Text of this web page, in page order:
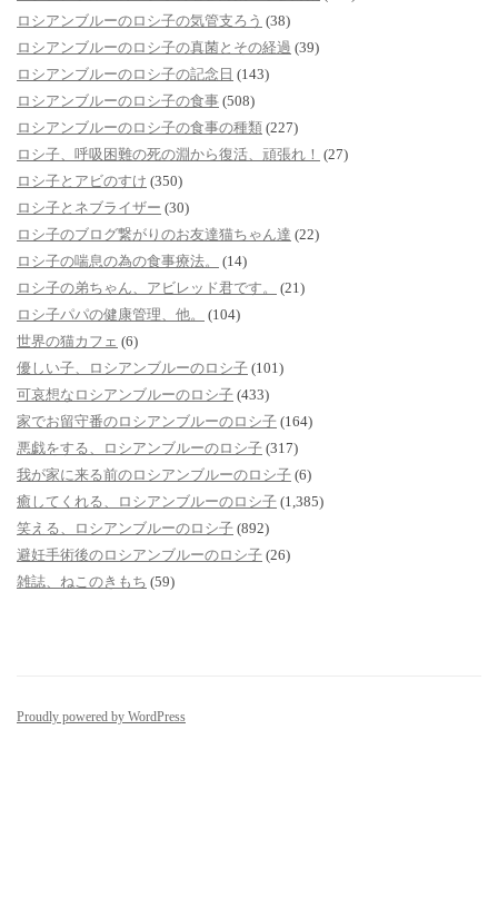
ロシアンブルーのロシ子の気管支ろう (38)
ロシアンブルーのロシ子の真菌とその経過 (39)
ロシアンブルーのロシ子の記念日 (143)
ロシアンブルーのロシ子の食事 (508)
ロシアンブルーのロシ子の食事の種類 (227)
ロシ子、呼吸困難の死の淵から復活、頑張れ！ (27)
ロシ子とアビのすけ (350)
ロシ子とネブライザー (30)
ロシ子のブログ繋がりのお友達猫ちゃん達 (22)
ロシ子の喘息の為の食事療法。
(14)
ロシ子の弟ちゃん、アビレッド君です。
(21)
ロシ子パパの健康管理、他。
(104)
世界の猫カフェ (6)
優しい子、ロシアンブルーのロシ子 (101)
可哀想なロシアンブルーのロシ子 (433)
家でお留守番のロシアンブルーのロシ子 (164)
悪戯をする、ロシアンブルーのロシ子 (317)
我が家に来る前のロシアンブルーのロシ子 (6)
癒してくれる、ロシアンブルーのロシ子 (1,385)
笑える、ロシアンブルーのロシ子 (892)
避妊手術後のロシアンブルーのロシ子 (26)
雑誌、ねこのきもち (59)
Proudly powered by WordPress